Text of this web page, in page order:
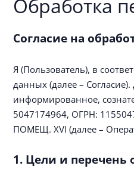
Обработка
Согласие на
Я (Пользователь), в
данных (далее –
информированное,
5047174964, ОГРН:
ПОМЕЩ. XVI (далее –
1. Цели и